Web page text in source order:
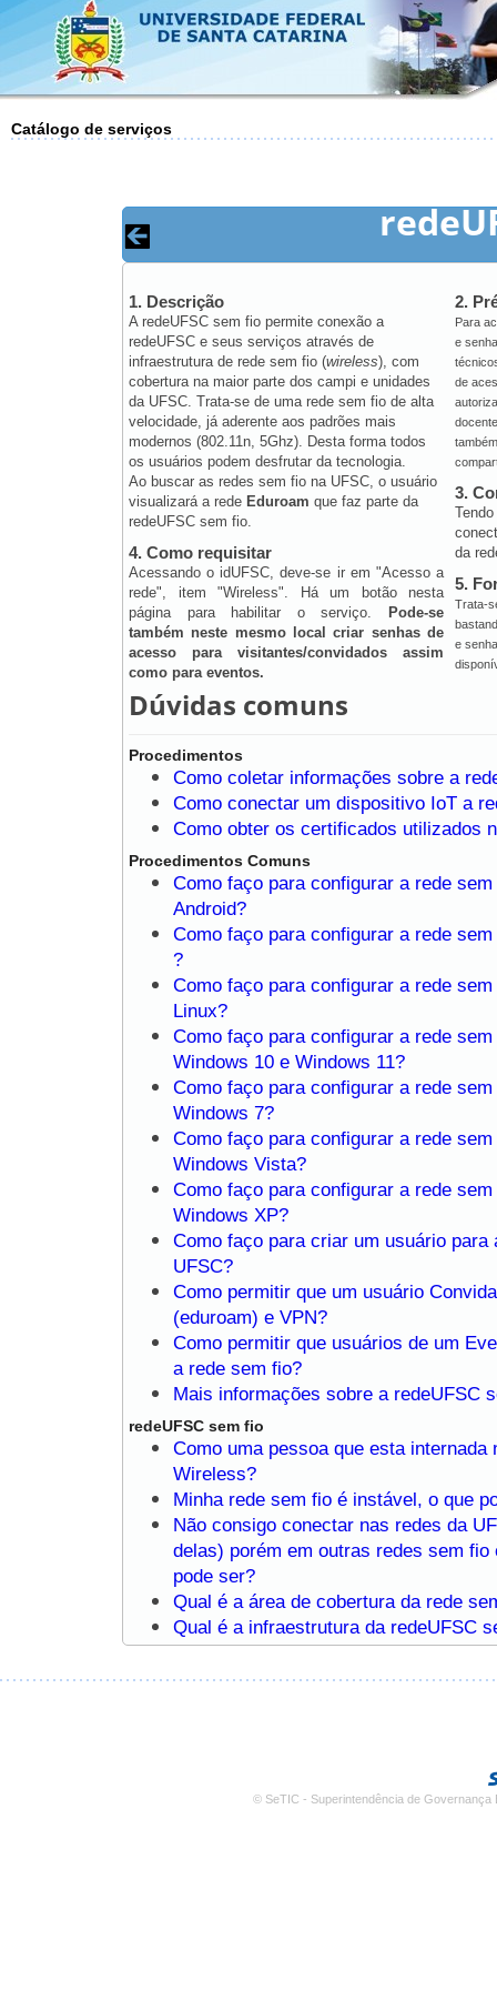
Catálogo de serviços
1. Descrição
A redeUFSC sem fio permite conexão a
redeUFSC e seus serviços através de
infraestrutura de rede sem fio (wireless), com
cobertura na maior parte dos campi e unidades
da UFSC. Trata-se de uma rede sem fio de alta
velocidade, já aderente aos padrões mais
modernos (802.11n, 5Ghz). Desta forma todos
os usuários podem desfrutar da tecnologia.
Ao buscar as redes sem fio na UFSC, o usuário
visualizará a rede Eduroam que faz parte da
redeUFSC sem fio.
2.
Para
e
de
3.
da
4. Como requisitar
Acessando o idUFSC, deve-se ir em "Acesso a
rede", item "Wireless". Há um botão nesta
página para habilitar o serviço.
Pode-se
também neste mesmo local criar senhas de
acesso para visitantes/convidados assim
como para eventos.
5.
Trata-
e
Dúvidas comuns
Procedimentos
Como coletar informações sobre a
Como conectar um dispositivo IoT a
Como obter os certificados utilizados
Procedimentos Comuns
Como faço para configurar a rede
Android?
Como faço para configurar a rede
?
Como faço para configurar a rede
Linux?
Como faço para configurar a rede
Windows 10 e Windows 11?
Como faço para configurar a rede
Windows 7?
Como faço para configurar a rede
Windows Vista?
Como faço para configurar a rede
Windows XP?
Como faço para criar um usuário
UFSC?
Como permitir que um usuário
(eduroam) e VPN?
Como permitir que usuários de um
a rede sem fio?
Mais informações sobre a redeUFSC
redeUFSC sem fio
Como uma pessoa que esta internada
Wireless?
Minha rede sem fio é instável, o que
Não consigo conectar nas redes da
delas) porém em outras redes sem
pode ser?
Qual é a área de cobertura da rede
Qual é a infraestrutura da redeUFSC
© SeTIC - Superintendência de Governança